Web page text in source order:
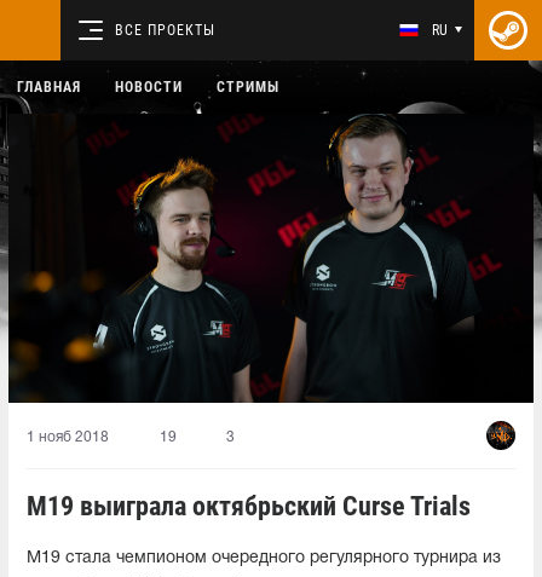
ВСЕ ПРОЕКТЫ RU
ГЛАВНАЯ НОВОСТИ СТРИМЫ
1 нояб 2018 19 3
M19 выиграла октябрьский Curse Trials
M19 стала чемпионом очередного регулярного турнира из